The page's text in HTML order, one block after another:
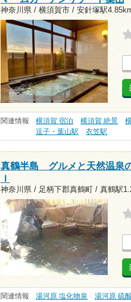
神奈川県 / 横須賀市 / 安針塚駅
関連情報 横須賀 宿泊 横須賀 絶景
逗子・葉山駅
衣笠駅
真鶴半島 グルメと天然温泉
Ｉ
神奈川県 / 足柄下郡真鶴町 / 真鶴駅
関連情報 湯河原 塩化物泉 湯河原 硫